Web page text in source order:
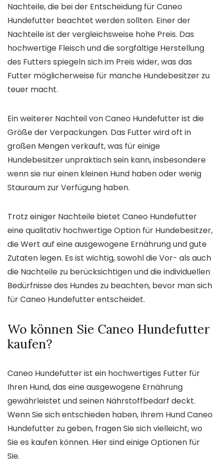
Nachteile, die bei der Entscheidung für Caneo
Hundefutter beachtet werden sollten. Einer der
Nachteile ist der vergleichsweise hohe Preis. Das
hochwertige Fleisch und die sorgfältige Herstellung
des Futters spiegeln sich im Preis wider, was das
Futter möglicherweise für manche Hundebesitzer zu
teuer macht.
Ein weiterer Nachteil von Caneo Hundefutter ist die
Größe der Verpackungen. Das Futter wird oft in
großen Mengen verkauft, was für einige
Hundebesitzer unpraktisch sein kann, insbesondere
wenn sie nur einen kleinen Hund haben oder wenig
Stauraum zur Verfügung haben.
Trotz einiger Nachteile bietet Caneo Hundefutter
eine qualitativ hochwertige Option für Hundebesitzer,
die Wert auf eine ausgewogene Ernährung und gute
Zutaten legen. Es ist wichtig, sowohl die Vor- als auch
die Nachteile zu berücksichtigen und die individuellen
Bedürfnisse des Hundes zu beachten, bevor man sich
für Caneo Hundefutter entscheidet.
Wo können Sie Caneo Hundefutter
kaufen?
Caneo Hundefutter ist ein hochwertiges Futter für
Ihren Hund, das eine ausgewogene Ernährung
gewährleistet und seinen Nährstoffbedarf deckt.
Wenn Sie sich entschieden haben, Ihrem Hund Caneo
Hundefutter zu geben, fragen Sie sich vielleicht, wo
Sie es kaufen können. Hier sind einige Optionen für
Sie.